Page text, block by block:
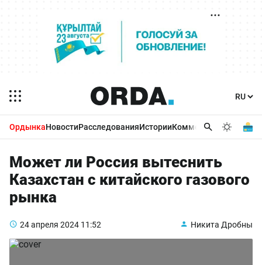
ОрдынкаНовостиРасследованияИсторииКомментарииБизнес
Может ли Россия вытеснить
Казахстан с китайского газового
рынка
24 апреля 2024 11:52 Никита Дробны